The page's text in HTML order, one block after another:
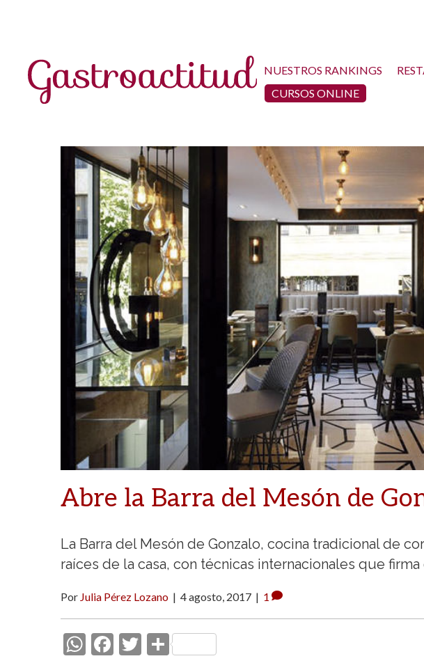
NUESTROS RANKINGS
CURSOS ONLINE
Abre la Barra del Mesón de
La Barra del Mesón de Gonzalo, cocina tradicional de
raíces de la casa, con técnicas internacionales que
Por Julia Pérez Lozano | 4 agosto, 2017 | 1
W F
T C